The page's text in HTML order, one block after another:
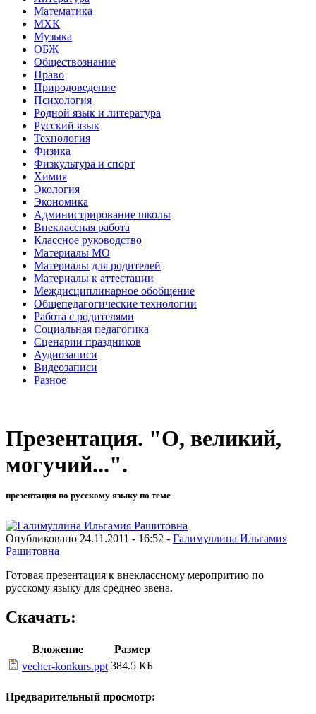
Математика
МХК
Музыка
ОБЖ
Обществознание
Право
Природоведение
Психология
Родной язык и литература
Русский язык
Технология
Физика
Физкультура и спорт
Химия
Экология
Экономика
Администрирование школы
Внеклассная работа
Классное руководство
Материалы МО
Материалы для родителей
Материалы к аттестации
Междисциплинарное обобщение
Общепедагогические технологии
Работа с родителями
Социальная педагогика
Сценарии праздников
Аудиозаписи
Видеозаписи
Разное
Презентация. "О, великий,
могучий...".
презентация по русскому языку по теме
Опубликовано 24.11.2011 - 16:52 - Галимуллина Ильгамия
Рашитовна
Готовая презентация к внеклассному меропритию по
русскому языку для среднео звена.
Скачать:
Вложение
Размер
vecher-konkurs.ppt 384.5 КБ
Предварительный просмотр: